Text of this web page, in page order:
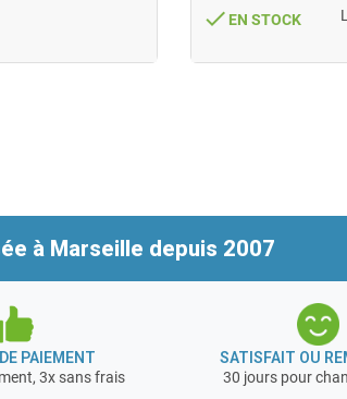
done EN STOCK
à Marseille depuis 2007
PAIEMENT
3x sans frais
SATISFAIT OU
30 jours pour